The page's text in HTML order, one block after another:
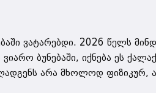
ვატარებდი. 2026 წელს
ბუნებაში, იქნება ეს
არა მხოლოდ ფიზიკურ,